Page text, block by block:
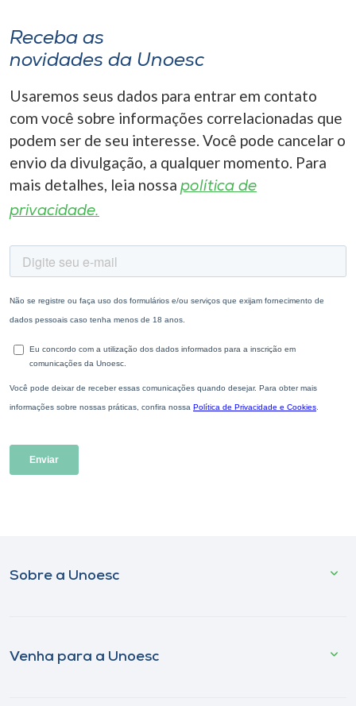
Receba as
novidades da Unoesc
Usaremos seus dados para entrar em contato
com você sobre informações correlacionadas que
podem ser de seu interesse. Você pode cancelar o
envio da divulgação, a qualquer momento. Para
mais detalhes, leia nossa política de
privacidade.
Sobre a Unoesc
Venha para a Unoesc